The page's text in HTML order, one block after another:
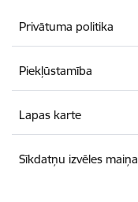
Privātuma politika
Piekļūstamība
Lapas karte
Sīkdatņu izvēles maiņa